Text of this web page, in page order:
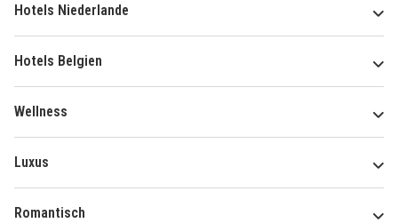
Hotels Niederlande
Hotels Belgien
Wellness
Luxus
Romantisch